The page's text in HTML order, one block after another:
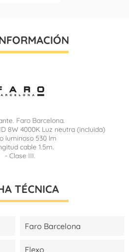
Faro Barcelona.
8W 4000K Luz neutra (incluida)
luminoso 530 lm
cable 1.5m.
- Clase III.
TÉCNICA
Faro Barcelona
Flexo